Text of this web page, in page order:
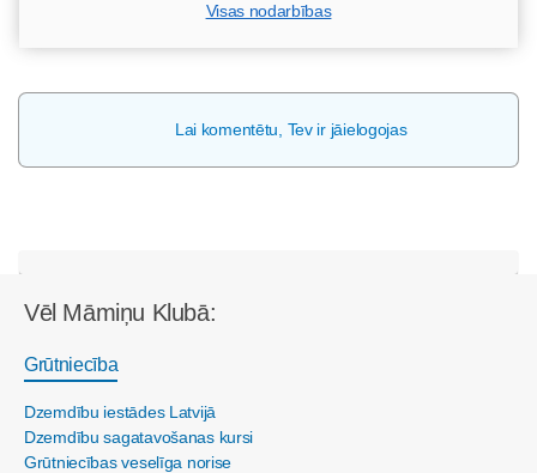
Visas nodarbības
Lai komentētu, Tev ir jāielogojas
Vēl Māmiņu Klubā:
Grūtniecība
Dzemdību iestādes Latvijā
Dzemdību sagatavošanas kursi
Grūtniecības veselīga norise